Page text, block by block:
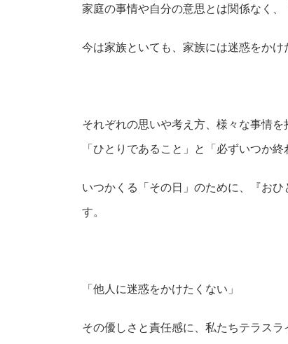
家庭の事情や自分の意思とは関係なく、
今は家族といても、家族には迷惑をか
それぞれの思いや考え方、様々な事情
「ひとりであること」と「必ずいつか
いつかくる「その日」のために、『お
す。
「他人に迷惑をかけたくない」
その優しさと責任感に、私たちテラス